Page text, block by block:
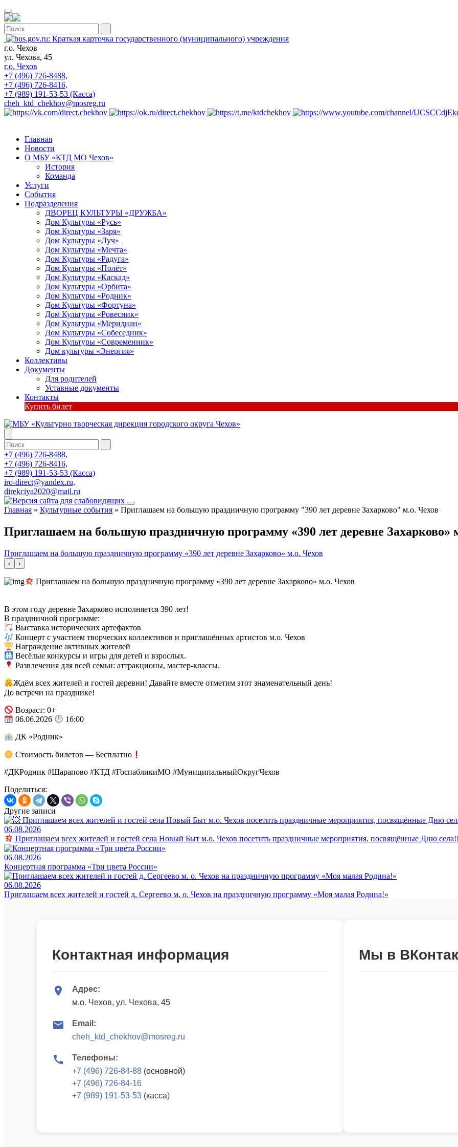
г.о. Чехов
ул. Чехова, 45
г.о. Чехов
+7 (496) 726-8488,
+7 (496) 726-8416,
+7 (989) 191-53-53 (Касса)
cheh_ktd_chekhov@mosreg.ru
Главная
Новости
О МБУ «КТД МО Чехов»
История
Команда
Услуги
События
Подразделения
ДВОРЕЦ КУЛЬТУРЫ «ДРУЖБА»
Дом Культуры «Русь»
Дом Культуры «Заря»
Дом Культуры «Луч»
Дом Культуры «Мечта»
Дом Культуры «Радуга»
Дом Культуры «Полёт»
Дом Культуры «Каскад»
Дом Культуры «Орбита»
Дом Культуры «Родник»
Дом Культуры «Фортуна»
Дом Культуры «Ровесник»
Дом Культуры «Меридиан»
Дом Культуры «Собеседник»
Дом Культуры «Современник»
Дом культуры «Энергия»
Коллективы
Документы
Для родителей
Уставные документы
Контакты
Купить билет
+7 (496) 726-8488,
+7 (496) 726-8416,
+7 (989) 191-53-53 (Касса)
iro-direct@yandex.ru,
direkciya2020@mail.ru
Главная » Культурные события » Приглашаем на большую праздничную программу "390 лет деревне Захарково" м.о. Чехов
Приглашаем на большую праздничную программу «390 лет деревне Захарково»
Приглашаем на большую праздничную программу «390 лет деревне Захарково» м.о. Чехов
‹ ›
Приглашаем на большую праздничную программу «390 лет деревне Захарково» м.о. Чехов
В этом году деревне Захарково исполняется 390 лет!
В праздничной программе:
Выставка исторических артефактов
Концерт с участием творческих коллективов и приглашённых артистов м.о. Чехов
Награждение активных жителей
Весёлые конкурсы и игры для детей и взрослых.
Развлечения для всей семьи: аттракционы, мастер-классы.
Ждём всех жителей и гостей деревни! Давайте вместе отметим этот знаменательный день!
До встречи на празднике!
Возраст: 0+
06.06.2026
16:00
ДК «Родник»
Стоимость билетов — Бесплатно
#ДКРодник #Шарапово #КТД #ГоспабликиМО #МуниципальныйОкругЧехов
Поделиться:
Другие записи
06.08.2026
Приглашаем всех жителей и гостей села Новый Быт м.о. Чехов посетить праздничные мероприятия, посвящённые Дню
06.08.2026
Концертная программа «Три цвета России»
06.08.2026
Приглашаем всех жителей и гостей д. Сергеево м. о. Чехов на праздничную программу «Моя малая Родина!»
Контактная информация
Адрес:
м.о. Чехов, ул. Чехова, 45
Email:
cheh_ktd_chekhov@mosreg.ru
Телефоны:
+7 (496) 726-84-88 (основной)
+7 (496) 726-84-16
+7 (989) 191-53-53 (касса)
Мы в